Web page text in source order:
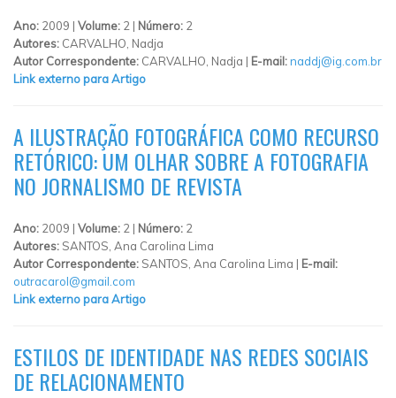
Ano: 2009 | Volume: 2 | Número: 2
Autores: CARVALHO, Nadja
Autor Correspondente: CARVALHO, Nadja | E-mail:naddj@ig.com.br
Link externo para Artigo
A ILUSTRAÇÃO FOTOGRÁFICA COMO RECURSO
RETÓRICO: UM OLHAR SOBRE A FOTOGRAFIA
NO JORNALISMO DE REVISTA
Ano: 2009 | Volume: 2 | Número: 2
Autores: SANTOS, Ana Carolina Lima
Autor Correspondente: SANTOS, Ana Carolina Lima | E-mail:
outracarol@gmail.com
Link externo para Artigo
ESTILOS DE IDENTIDADE NAS REDES SOCIAIS
DE RELACIONAMENTO